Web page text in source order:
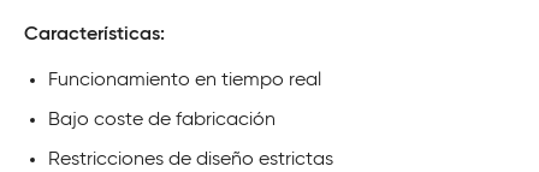
Características:
Funcionamiento en tiempo real
Bajo coste de fabricación
Restricciones de diseño estrictas